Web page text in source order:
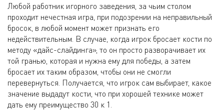
Любой работник игорного заведения, за чьим столом
проходит нечестная игра, при подозрении на неправильный
бросок, в любой момент может признать его
недействительным. В случае, когда игрок бросает кости по
методу «дайс-слайдинга», то он просто разворачивает их
той гранью, которая и нужна ему для победы, а затем
бросает их таким образом, чтобы они не смогли
перевернуться. Получается, что игрок сам выбирает, какое
значение выдадут кости, что при хорошей технике может
дать ему преимущество 30 к 1.